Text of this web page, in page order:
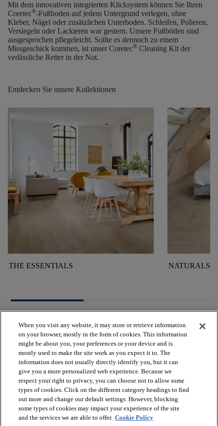
Mit dem innovativen integrierten Klicksystem können Sie Ihren
Coretec®-Fußboden auf jedem Untergrund verlegen, ohne
Kleber, Nägel oder zusätzlichen Unterboden. Schleifen, Polieren,
Versiegeln oder Lackieren war gestern. Unsere Fußböden sind
ausgesprochen pflegeleicht. Sollte es dennoch zu einem
Missgeschick kommen, ist unser Coretec® Cleaning Kit der
verlässliche Retter in der Not.
Entdecken Sie unsere Kollektionen
THE ESSENTIALS NATURALS
PRODUKTE ANSEHEN
NÜTZLICHE TOOLS
UNSERE DIENSTLEISTUNGEN
When you visit any website, it may store or retrieve information
on your browser, mostly in the form of cookies. This information
might be about you, your preferences or your device and is
mostly used to make the site work as you expect it to. The
information does not usually directly identify you, but it can
give you a more personalized web experience. Because we
respect your right to privacy, you can choose not to allow some
types of cookies. Click on the different category headings to find
out more and change our default settings. However, blocking
some types of cookies may impact your experience of the site
and the services we are able to offer. Cookie Policy